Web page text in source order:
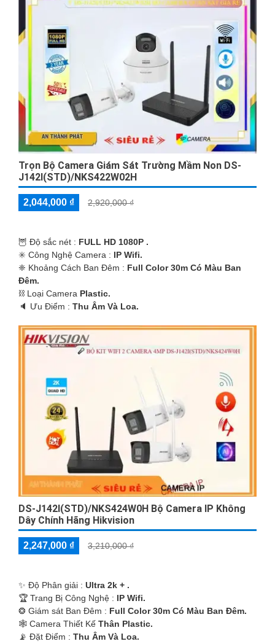
Trọn Bộ Camera Giám Sát Trường Mầm Non DS-
J142I(STD)/NKS422W02H
2,044,000 ₫ 2,920,000 ₫
🦉 Độ sắc nét : FULL HD 1080P .
✳️ Công Nghệ Camera : IP Wifi.
❈ Khoảng Cách Ban Đêm : Full Color 30m Có Màu Ban
Ðêm.
⛓ Loại Camera Plastic.
️🔈 Ưu Điểm : Thu Âm Và Loa.
DS-J142I(STD)/NKS424W0H Bộ Camera IP Không
Dây Chính Hãng Hikvision
2,247,000 ₫ 3,210,000 ₫
✨ Độ Phân giải : Ultra 2k + .
🏆 Trang Bị Công Nghệ : IP Wifi.
❂ Giám sát Ban Đêm : Full Color 30m Có Màu Ban Ðêm.
🕸️ Camera Thiết Kế Thân Plastic.
️📡 Đặt Điểm : Thu Âm Và Loa.